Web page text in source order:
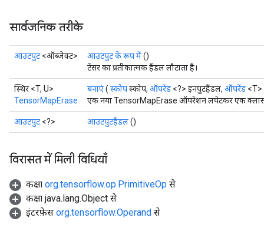
सार्वजनिक तरीके
आउटपुट <ऑब्जेक्ट> आउटपुट के रूप में()
टेंसर का प्रतीकात्मक हैंडल लौटाता है।
स्थिर <T, U>
TensorMapErase
बनाएं( स्कोपस्कोप, ऑपरेंड <?> इनपुटहैंडल, ऑपरेंड <T>
एक नया TensorMapErase ऑपरेशन लपेटकर एक क्लास
आउटपुट <?> आउटपुटहैंडल()
विरासत में मिली विधियाँ
कक्षा org.tensorflow.op.PrimitiveOp से
कक्षा java.lang.Object से
इंटरफ़ेस org.tensorflow.Operand से